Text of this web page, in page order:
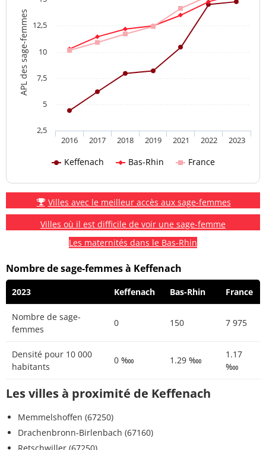
APL des sage-femmes
Keffenach Bas-Rhin France
2016 2017 2018 2019 2021 2022 2023
2,5
5
7,5
10
12,5
Villes avec le meilleur accès aux sage-femmes
Villes où il est difficile de voir une sage-femme
Les maternités dans le Bas-Rhin
Nombre de sage-femmes à Keffenach
2023 Keffenach Bas-Rhin France
Nombre de sage-
femmes
0 150 7 975
Densité pour 10 000
habitants
0 ‱ 1.29 ‱
1.17
‱
Les villes à proximité de Keffenach
Memmelshoffen (67250)
Drachenbronn-Birlenbach (67160)